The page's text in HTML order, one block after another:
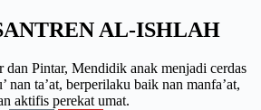
AL-ISHLAH
Pintar, Mendidik anak menjadi cerdas
nan ta’at, berperilaku baik nan manfa’at,
aktifis perekat umat.